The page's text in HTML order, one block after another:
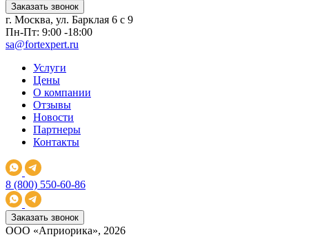
Заказать звонок
г. Москва, ул. Барклая 6 с 9
Пн-Пт: 9:00 -18:00
sa@fortexpert.ru
Услуги
Цены
О компании
Отзывы
Новости
Партнеры
Контакты
8 (800) 550-60-86
Заказать звонок
ООО «Априорика», 2026